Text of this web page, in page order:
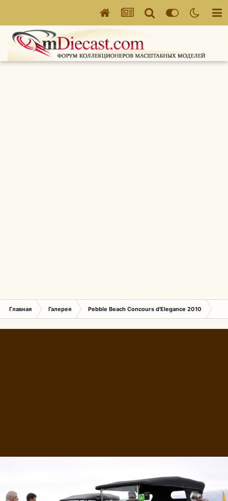
Главная Галерея Pebble Beach Concours d'Elegance 2010